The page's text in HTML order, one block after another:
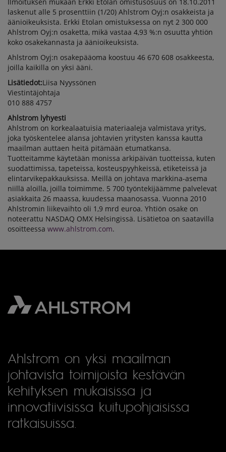
MUUTTUMISESTA
laskenut alle 5 prosenttiin (1/20) Ahlstrom Oyj:n osakkeista ja
äänioikeuksista. Erkki Etolan omistuksessa on nyt 2 300 000
Ahlstrom Oyj:n osaketta, mikä vastaa 4,93 %:n osuutta yhtiön
koko osakekannasta ja äänioikeuksista.
Ahlstrom Oyj:n osakepääoma koostuu 46 670 608 osakkeesta,
joilla kaikilla on yksi ääni.
Lisätiedot:Liisa Nyyssönen
Viestintäjohtaja
010 888 4757
Ahlstrom lyhyesti
Ahlstrom on korkealaatuisia materiaaleja valmistava yritys,
joka työskentelee alansa johtavien yritysten kanssa kautta
maailman auttaen heitä pitämään etumatkansa.
Tuotteitamme käytetään monissa arkipäivän tuotteissa, kuten
suodattimissa, tapeteissa, kosteuspyyhkeissä, etiketeissä ja
elintarvikepakkauksissa. Meillä on johtava markkina-asema
niillä aloilla, joilla toimimme. 5 700 työntekijäämme palvelevat
asiakkaita 26 maassa, kuudessa maanosassa. Vuonna 2010
Ahlstromin liikevaihto oli 1,9 mrd euroa. Yhtiön osake on
noteerattu NASDAQ OMX Helsingissä. Lisätietoa on saatavilla
osoitteessa www.ahlstrom.com.
Ahlstrom on yksi maailman
johtavista toimijoista kestävän
kehityksen mukaisissa ja
innovatiivisissa kuitupohjaisissa
ratkaisuissa.